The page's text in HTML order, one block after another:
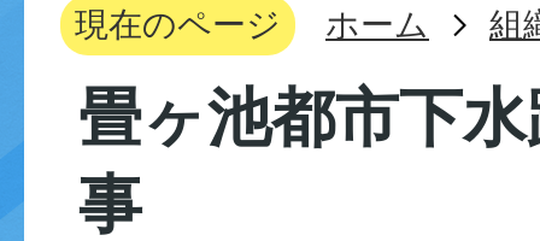
現在のページ ホーム 組
畳ヶ池都市下
事